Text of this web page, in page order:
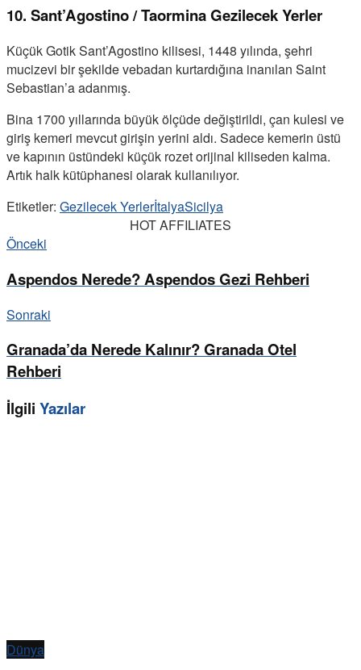
10. Sant’Agostino / Taormina Gezilecek Yerler
Küçük Gotik Sant’Agostino kilisesi, 1448 yılında, şehri
mucizevi bir şekilde vebadan kurtardığına inanılan Saint
Sebastian’a adanmış.
Bina 1700 yıllarında büyük ölçüde değiştirildi, çan kulesi ve
giriş kemeri mevcut girişin yerini aldı. Sadece kemerin üstü
ve kapının üstündeki küçük rozet orijinal kiliseden kalma.
Artık halk kütüphanesi olarak kullanılıyor.
Etiketler: Gezilecek YerlerİtalyaSicilya
HOT AFFILIATES
Önceki
Aspendos Nerede? Aspendos Gezi Rehberi
Sonraki
Granada’da Nerede Kalınır? Granada Otel
Rehberi
İlgili Yazılar
Dünya